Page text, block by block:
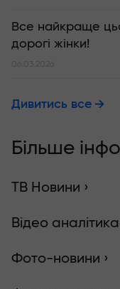
Все найкраще
дорогі жінки!
06.03.2026
Дивитись все
Більше
ТВ Новини ›
Відео аналітика
Фото-новини ›